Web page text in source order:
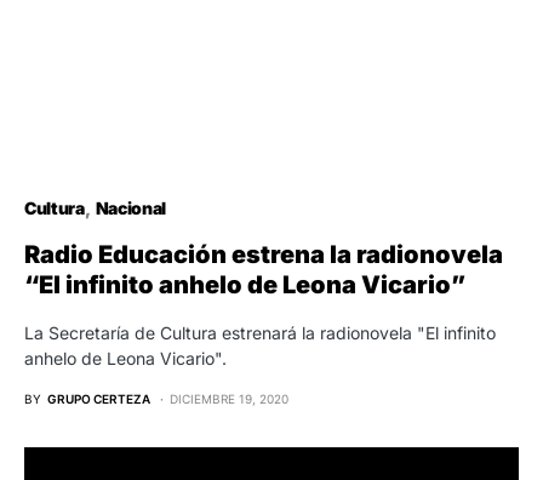
Cultura Nacional
Radio Educación estrena la radionovela
“El infinito anhelo de Leona Vicario”
La Secretaría de Cultura estrenará la radionovela "El infinito
anhelo de Leona Vicario".
BY GRUPO CERTEZA DICIEMBRE 19, 2020